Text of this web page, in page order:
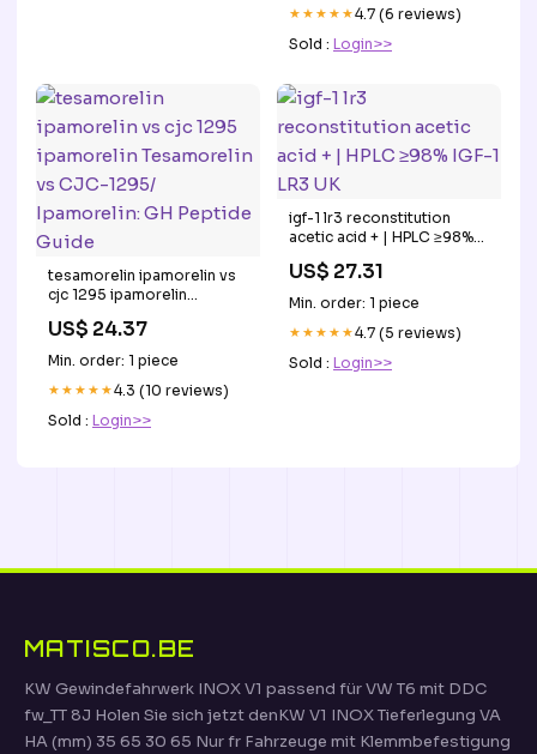
★★★★★4.7 (6 reviews)
Sold : Login>>
tesamorelin ipamorelin vs
cjc 1295 ipamorelin
Ipamorelin: GH Peptide
Guide
US$ 24.37
Min. order: 1 piece
★★★★★4.3 (10 reviews)
Sold : Login>>
igf-1 lr3 reconstitution
acetic acid + | HPLC ≥98%
US$ 27.31
Min. order: 1 piece
★★★★★4.7 (5 reviews)
Sold : Login>>
MATISCO.BE
KW Gewindefahrwerk INOX V1 passend für VW T6 mit DDC
fw_TT 8J Holen Sie sich jetzt denKW V1 INOX Tieferlegung VA
HA (mm) 35 65 30 65 Nur fr Fahrzeuge mit Klemmbefestigung